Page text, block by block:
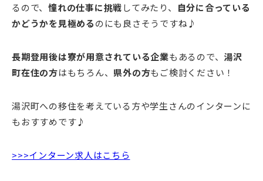
るので、 憧れの仕事に挑戦してみたり、
自分に合っている
かどうかを見極めるのにも良さそうですね♪
長期登用後は寮が用意されている企業もあるので、 湯沢
町在住の方はもちろん、県外の方もご検討ください！
湯沢町への移住を考えている方や学生さんのインターンに
もおすすめです♪
>>>インターン求人はこちら